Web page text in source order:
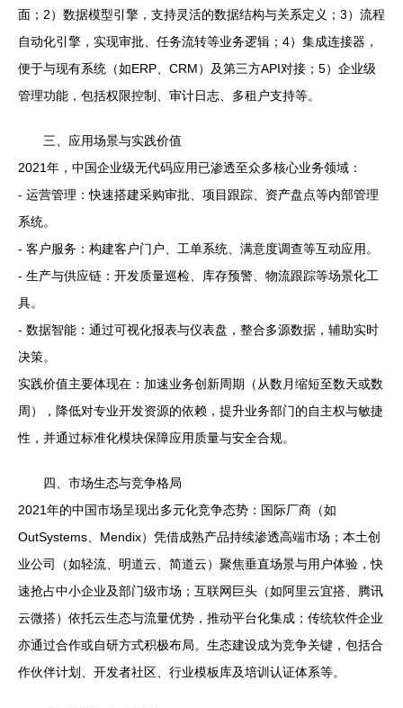
面；2）数据模型引擎，支持灵活的数据结构与关系定义；3）流程
自动化引擎，实现审批、任务流转等业务逻辑；4）集成连接器，
便于与现有系统（如ERP、CRM）及第三方API对接；5）企业级
管理功能，包括权限控制、审计日志、多租户支持等。
三、应用场景与实践价值
2021年，中国企业级无代码应用已渗透至众多核心业务领域：
- 运营管理：快速搭建采购审批、项目跟踪、资产盘点等内部管理
系统。
- 客户服务：构建客户门户、工单系统、满意度调查等互动应用。
- 生产与供应链：开发质量巡检、库存预警、物流跟踪等场景化工
具。
- 数据智能：通过可视化报表与仪表盘，整合多源数据，辅助实时
决策。
实践价值主要体现在：加速业务创新周期（从数月缩短至数天或数
周），降低对专业开发资源的依赖，提升业务部门的自主权与敏捷
性，并通过标准化模块保障应用质量与安全合规。
四、市场生态与竞争格局
2021年的中国市场呈现出多元化竞争态势：国际厂商（如
OutSystems、Mendix）凭借成熟产品持续渗透高端市场；本土创
业公司（如轻流、明道云、简道云）聚焦垂直场景与用户体验，快
速抢占中小企业及部门级市场；互联网巨头（如阿里云宜搭、腾讯
云微搭）依托云生态与流量优势，推动平台化集成；传统软件企业
亦通过合作或自研方式积极布局。生态建设成为竞争关键，包括合
作伙伴计划、开发者社区、行业模板库及培训认证体系等。